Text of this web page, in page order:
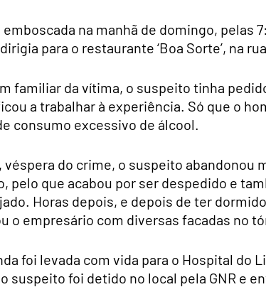
na manhã de domingo, pelas
para o restaurante ‘Boa Sorte’, na
familiar da vítima, o suspeito tinha
a trabalhar à experiência. Só que o
consumo excessivo de álcool.
véspera do crime, o suspeito abandonou
pelo que acabou por ser despedido e
Horas depois, e depois de ter
o empresário com diversas facadas no
foi levada com vida para o Hospital do
suspeito foi detido no local pela GNR e